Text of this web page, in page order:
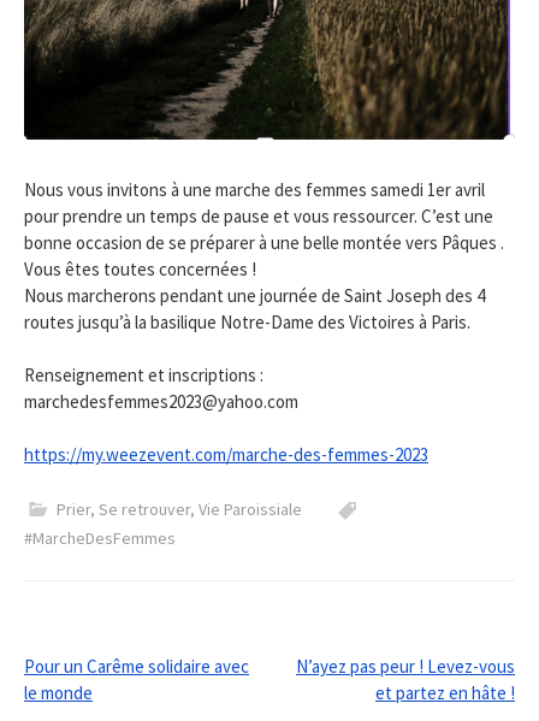
Nous vous invitons à une marche des femmes samedi 1er avril
pour prendre un temps de pause et vous ressourcer. C’est une
bonne occasion de se préparer à une belle montée vers Pâques .
Vous êtes toutes concernées !
Nous marcherons pendant une journée de Saint Joseph des 4
routes jusqu’à la basilique Notre-Dame des Victoires à Paris.
Renseignement et inscriptions :
marchedesfemmes2023@yahoo.com
https://my.weezevent.com/marche-des-femmes-2023
Prier, Se retrouver, Vie Paroissiale
#MarcheDesFemmes
Post
Pour un Carême solidaire avec
le monde
N’ayez pas peur ! Levez-vous
et partez en hâte !